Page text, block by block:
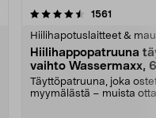
1561
Hiilihapotuslaitteet &
Hiilihappopatruuna
vaihto Wassermaxx,
Täyttöpatruuna, joka
myymälästä – muista
4.5viidestä